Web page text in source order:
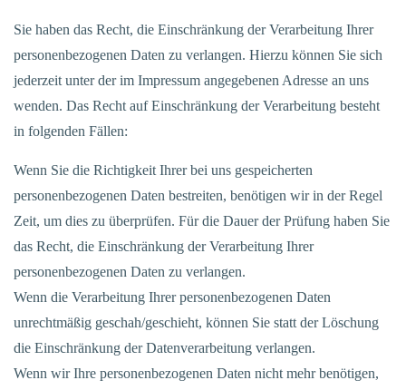
Sie haben das Recht, die Einschränkung der Verarbeitung Ihrer
personenbezogenen Daten zu verlangen. Hierzu können Sie sich
jederzeit unter der im Impressum angegebenen Adresse an uns
wenden. Das Recht auf Einschränkung der Verarbeitung besteht
in folgenden Fällen:
Wenn Sie die Richtigkeit Ihrer bei uns gespeicherten
personenbezogenen Daten bestreiten, benötigen wir in der Regel
Zeit, um dies zu überprüfen. Für die Dauer der Prüfung haben Sie
das Recht, die Einschränkung der Verarbeitung Ihrer
personenbezogenen Daten zu verlangen.
Wenn die Verarbeitung Ihrer personenbezogenen Daten
unrechtmäßig geschah/geschieht, können Sie statt der Löschung
die Einschränkung der Datenverarbeitung verlangen.
Wenn wir Ihre personenbezogenen Daten nicht mehr benötigen,